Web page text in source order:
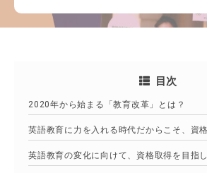
目次
2020年から始まる「教育改革」とは？
英語教育に力を入れる時代だからこそ、資
英語教育の変化に向けて、資格取得を目指